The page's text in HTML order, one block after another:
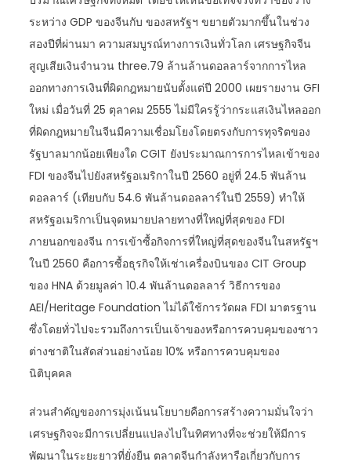
ระหว่าง GDP ของจีนกับ ของสหรัฐฯ ขยายตัวมากขึ้นในช่วง
สองปีที่ผ่านมา ความสมบูรณ์ทางการเงินทั่วโลก เศรษฐกิจจีน
สูญเสียเงินจำนวน three.79 ล้านล้านดอลลาร์จากการไหล
ออกทางการเงินที่ผิดกฎหมายนับตั้งแต่ปี 2000 เผยรายงาน GFI
ใหม่ เมื่อวันที่ 25 ตุลาคม 2555 ไม่มีใครรู้ว่ากระแสเงินไหลออก
ที่ผิดกฎหมายในจีนมีความเชื่อมโยงโดยตรงกับการทุจริตของ
รัฐบาลมากน้อยเพียงใด CGIT ยังประมาณการการไหลเข้าของ
FDI ของจีนไปยังสหรัฐอเมริกาในปี 2560 อยู่ที่ 24.5 พันล้าน
ดอลลาร์ (เทียบกับ 54.6 พันล้านดอลลาร์ในปี 2559) ทำให้
สหรัฐอเมริกาเป็นจุดหมายปลายทางที่ใหญ่ที่สุดของ FDI
ภายนอกของจีน การเข้าซื้อกิจการที่ใหญ่ที่สุดของจีนในสหรัฐฯ
ในปี 2560 คือการซื้อธุรกิจให้เช่าเครื่องบินของ CIT Group
ของ HNA ด้วยมูลค่า 10.4 พันล้านดอลลาร์ วิธีการของ
AEI/Heritage Foundation ไม่ได้ใช้การวัดผล FDI มาตรฐาน
ซึ่งโดยทั่วไปจะรวมถึงการเป็นเจ้าของหรือการควบคุมของชาว
ต่างชาติในสัดส่วนอย่างน้อย 10% หรือการควบคุมของ
นิติบุคคล
ส่วนสำคัญของการมุ่งเน้นนโยบายคือการสร้างความมั่นใจว่า
เศรษฐกิจจะมีการเปลี่ยนแปลงไปในทิศทางที่จะช่วยให้มีการ
พัฒนาในระยะยาวที่ยั่งยืน ตลาดจีนกำลังหารือเกี่ยวกับการ